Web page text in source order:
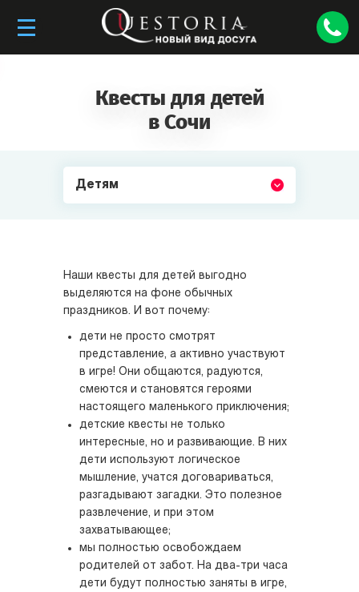
Квесты для детей
в Сочи
Детям
Наши квесты для детей выгодно
выделяются на фоне обычных
праздников. И вот почему:
дети не просто смотрят
представление, а активно участвуют
в игре! Они общаются, радуются,
смеются и становятся героями
настоящего маленького приключения;
детские квесты не только
интересные, но и развивающие. В них
дети используют логическое
мышление, учатся договариваться,
разгадывают загадки. Это полезное
развлечение, и при этом
захватывающее;
мы полностью освобождаем
родителей от забот. На два-три часа
дети будут полностью заняты в игре,